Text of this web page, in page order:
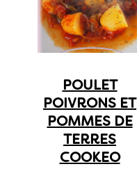
POULET
POIVRONS ET
POMMES DE
TERRES
COOKEO